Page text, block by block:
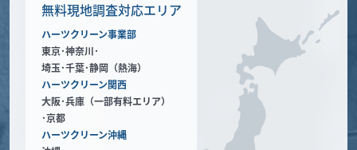
無料現地調査対応エリア
ハーツクリーン事業部
東京･神奈川･
埼玉･千葉･静岡（熱海）
ハーツクリーン関西
大阪･兵庫（一部有料エリア）
･京都
ハーツクリーン沖縄